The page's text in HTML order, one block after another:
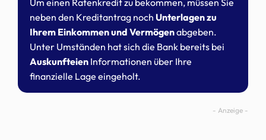
neben den Kreditantrag noch Unterlagen zu
Ihrem Einkommen und Vermögenabgeben.
Unter Umständen hat sich die Bank bereits bei
Auskunfteien Informationen über Ihre
finanzielle Lage eingeholt.